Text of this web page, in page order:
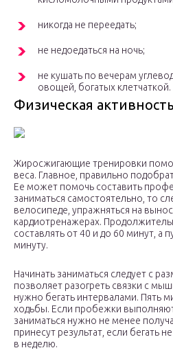
никогда не переедать;
не недоедаться на ночь;
не кушать по вечерам
овощей, богатых клетчаткой.
Физическая активность
Жиросжигающие тренировки
веса. Главное, правильно
Ее может помочь составить
заниматься самостоятельно, то
велосипеде, упражняться на
кардиотренажерах.
составлять от 40 и до 60 минут, а
минуту.
Начинать заниматься следует с
позволяет разогреть связки с
нужно бегать интервалами. Пять
ходьбы. Если пробежки
заниматься нужно не менее
принесут результат, если бегать
в неделю.